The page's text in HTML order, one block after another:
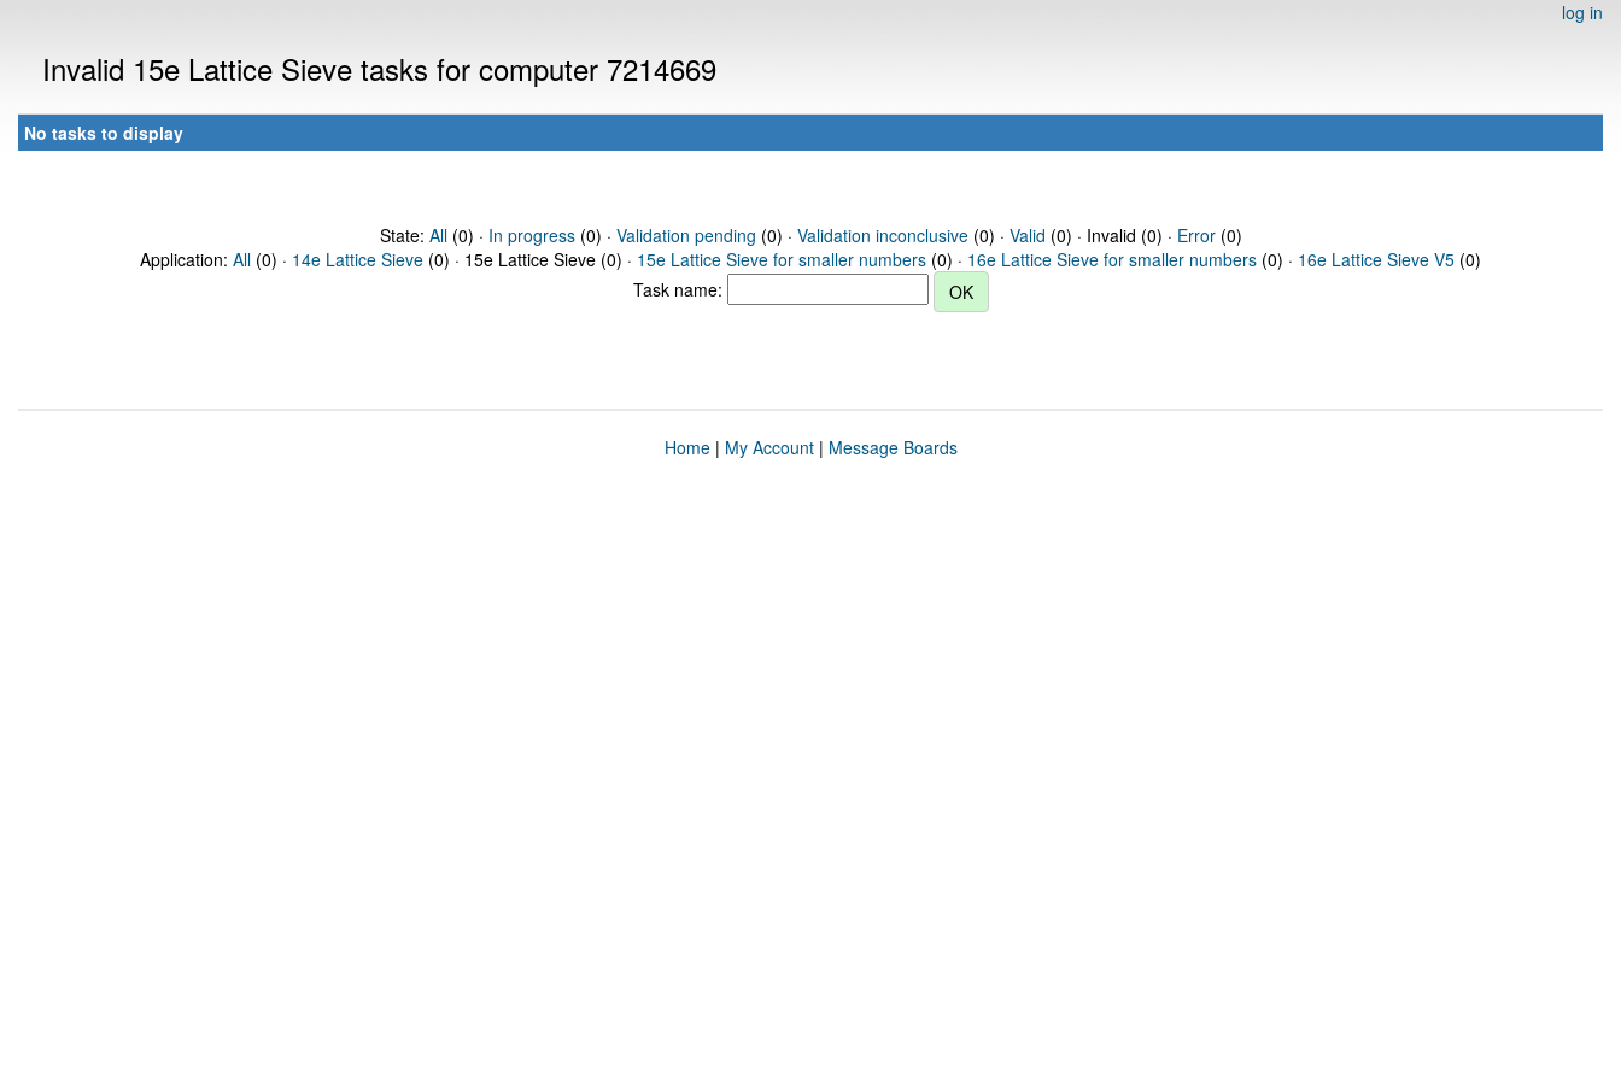
log in
Invalid 15e Lattice Sieve tasks for computer 7214669
No tasks to display
State: All(0) · In progress(0) · Validation pending (0) · Validation inconclusive(0) · Valid (0) · Invalid (0) · Error(0)
Application: All (0) · 14e Lattice Sieve (0) · 15e Lattice Sieve (0) · 15e Lattice Sieve for smaller numbers (0) · 16e Lattice Sieve for smaller numbers (0) · 16e Lattice Sieve V5 (0)
Task name:
Home| My Account| Message Boards